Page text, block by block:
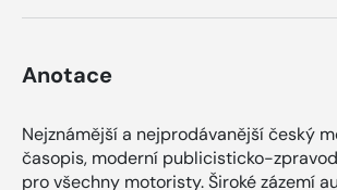
Anotace
Nejznámější a nejprodávanější český
časopis, moderní publicisticko-
pro všechny motoristy. Široké zázemí